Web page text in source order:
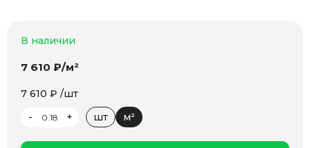
В наличии
7 610 ₽/м²
7 610 ₽ /шт
-
+ шт м²